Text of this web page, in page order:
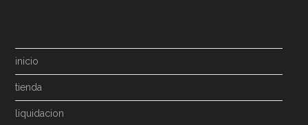
inicio
tienda
liquidacion